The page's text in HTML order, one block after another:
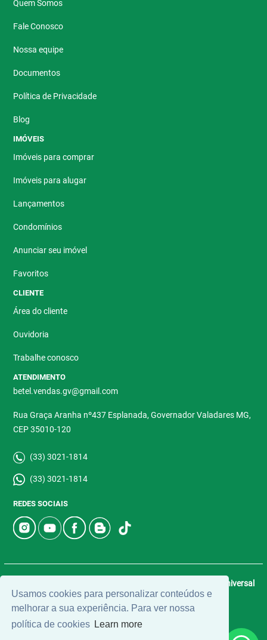
Usamos cookies para personalizar conteúdos e
melhorar a sua experiência. Para ver nossa
política de cookies Learn more
Quem Somos
Fale Conosco
Nossa equipe
Documentos
Política de Privacidade
Blog
IMÓVEIS
Imóveis para comprar
Imóveis para alugar
Lançamentos
Condomínios
Anunciar seu imóvel
Favoritos
CLIENTE
Área do cliente
Ouvidoria
Trabalhe conosco
ATENDIMENTO
betel.vendas.gv@gmail.com
Rua Graça Aranha nº437 Esplanada, Governador Valadares MG,
CEP 35010-120
(33) 3021-1814
(33) 3021-1814
REDES SOCIAIS
Universal
Software.